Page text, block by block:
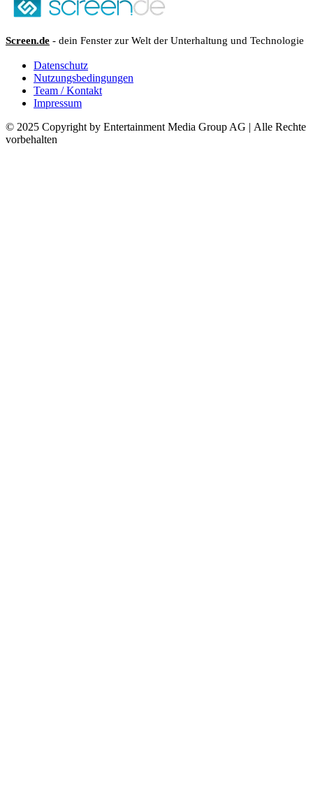
Screen.de - dein Fenster zur Welt der Unterhaltung und Technologie
Datenschutz
Nutzungsbedingungen
Team / Kontakt
Impressum
© 2025 Copyright by Entertainment Media Group AG | Alle Rechte
vorbehalten